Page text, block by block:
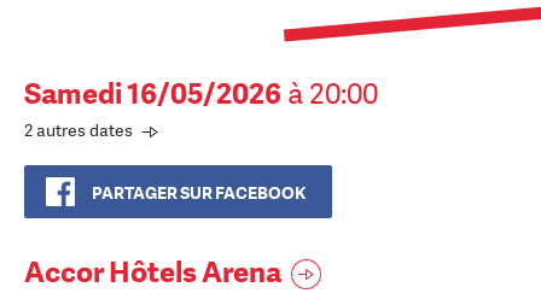
Samedi 16/05/2026 à 20:00
2 autres dates
PARTAGER SUR FACEBOOK
Accor Hôtels Arena